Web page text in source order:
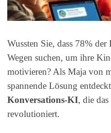
Wussten Sie, dass 78%
Wegen suchen, um ihre
motivieren? Als Maja von
spannende Lösung
Konversations-KI, die
revolutioniert.